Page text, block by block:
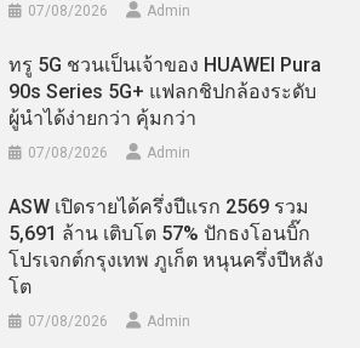
07/08/2026 Admin
ทรู 5G ชวนเป็นเจ้าของ HUAWEI Pura
90s Series 5G+ แฟลกชิปกล้องระดับ
ผู้นำได้ง่ายกว่า คุ้มกว่า
07/08/2026 Admin
ASW เปิดรายได้ครึ่งปีแรก 2569 รวม
5,691 ล้าน เติบโต 57% ปักธงโอนบิ๊ก
โปรเจกต์กรุงเทพ ภูเก็ต หนุนครึ่งปีหลัง
โต
07/08/2026 Admin